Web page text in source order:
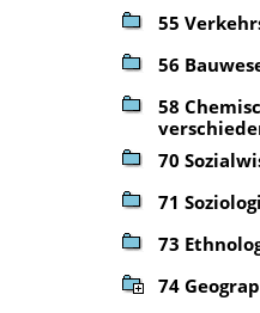
55
56
58
70
71
73
74